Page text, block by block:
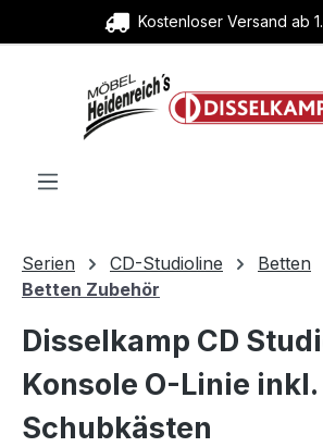
Zum Hauptinhalt springenKostenloser Versand ab
Serien CD-Studioline
Betten
Betten Zubehör
Disselkamp CD
Konsole O-Linie inkl.
Schubkästen